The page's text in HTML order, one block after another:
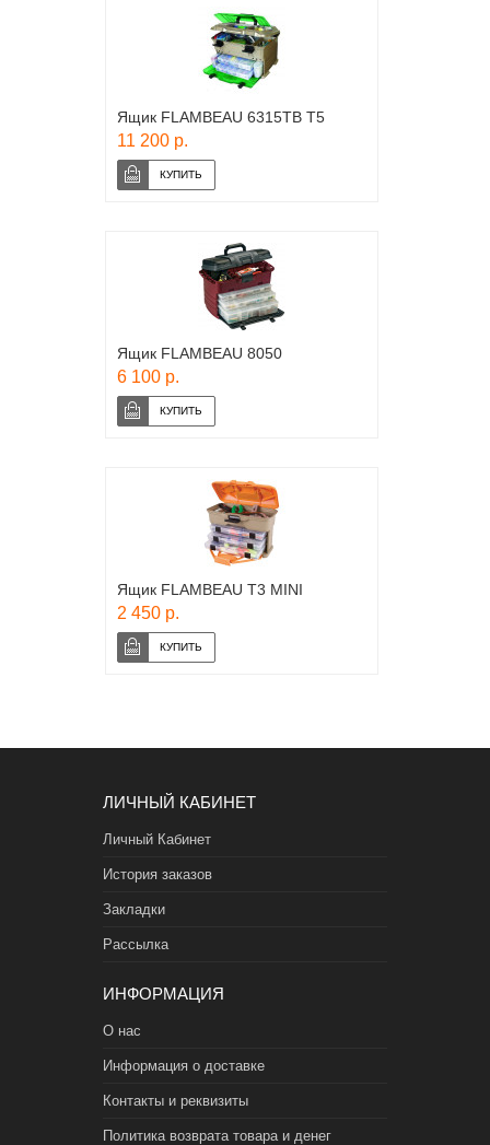
Ящик FLAMBEAU 6315TB T5
11 200 р.
Ящик FLAMBEAU 8050
6 100 р.
Ящик FLAMBEAU T3 MINI
2 450 р.
ЛИЧНЫЙ КАБИНЕТ
Личный Кабинет
История заказов
Закладки
Рассылка
ИНФОРМАЦИЯ
О нас
Информация о доставке
Контакты и реквизиты
Политика возврата товара и денег